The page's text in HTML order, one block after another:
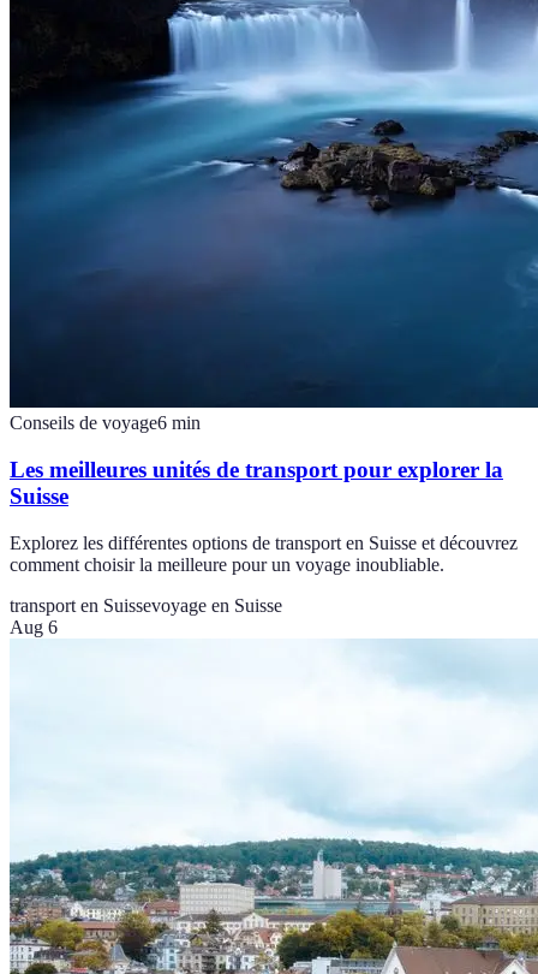
Conseils de voyage6 min
Les meilleures unités de transport pour explorer la
Suisse
Explorez les différentes options de transport en Suisse et découvrez
comment choisir la meilleure pour un voyage inoubliable.
transport en Suissevoyage en Suisse
Aug 6